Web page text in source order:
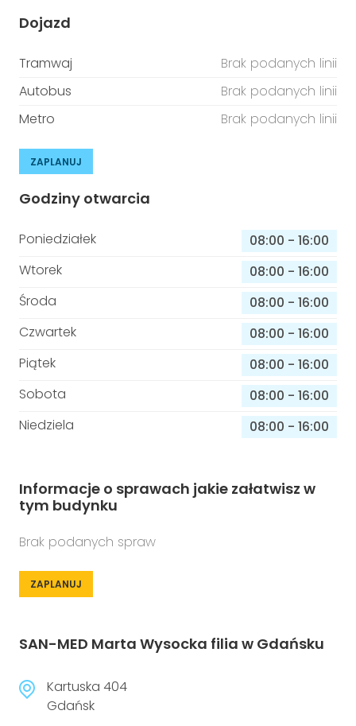
Dojazd
Tramwaj
Brak podanych linii
Autobus
Brak podanych linii
Metro
Brak podanych linii
ZAPLANUJ
Godziny otwarcia
Poniedziałek 08:00 - 16:00
Wtorek
08:00 - 16:00
Środa
08:00 - 16:00
Czwartek
08:00 - 16:00
Piątek
08:00 - 16:00
Sobota
08:00 - 16:00
Niedziela
08:00 - 16:00
Informacje o sprawach jakie załatwisz w
tym budynku
Brak podanych spraw
ZAPLANUJ
SAN-MED Marta Wysocka filia w Gdańsku
Kartuska 404
Gdańsk